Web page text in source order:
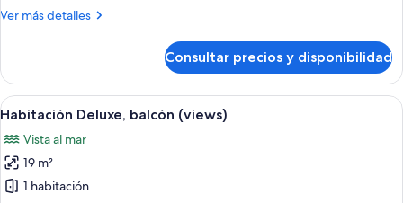
Ver más detalles
Más
sénior,
balcón
Consultar precios y disponibilidad
Abrir
todas
las
fotos
de
Habitación de hotel con una cama
5
Habitación Deluxe, balcón (views)
Vista al mar
19 m²
1 habitación